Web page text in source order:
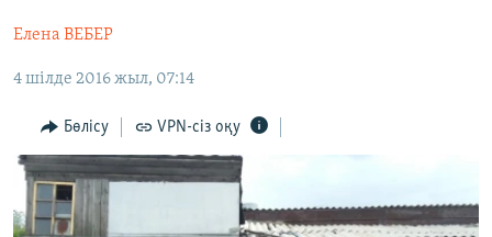
to
Navigation
Search
ҚАҢТАР ОҚИҒАСЫ
АДАМ ҚҰҚЫҚТАРЫ
ӘЛЕУМЕТ
ӘЛЕМ
АРНАЙЫ ЖОБАЛАР
Елена ВЕБЕР
4 шілде 2016 жыл, 07:14
Бөлісу VPN-сіз оқу